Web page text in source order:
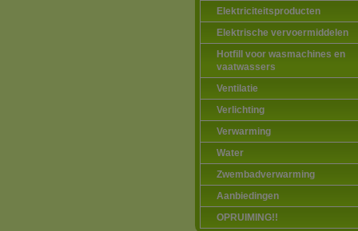
Elektriciteitsproducten
Elektrische vervoermiddelen
Hotfill voor wasmachines en
vaatwassers
Ventilatie
Verlichting
Verwarming
Water
Zwembadverwarming
Aanbiedingen
OPRUIMING!!